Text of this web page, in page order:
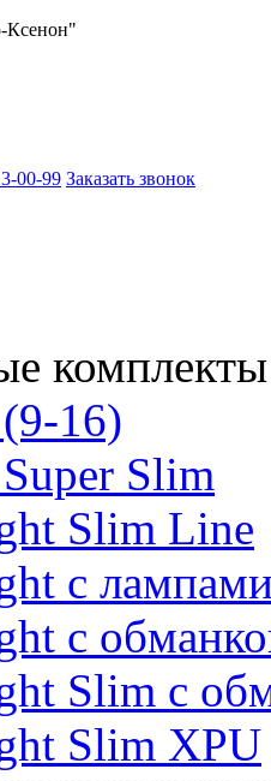
Ксенон"
00-99 Заказать звонок
комплекты
16)
Slim
Slim Line
с
с
Slim с
Slim XPU